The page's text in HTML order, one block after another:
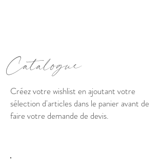
Catalogue
Créez votre wishlist en ajoutant votre
sélection d'articles dans le panier avant de
faire votre demande de devis.